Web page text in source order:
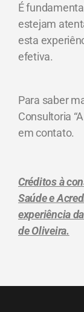
É
estejam
esta
efetiva.
Para saber
Consultoria
em contato.
Créditos à
Saúde e
experiência
de Oliveira.